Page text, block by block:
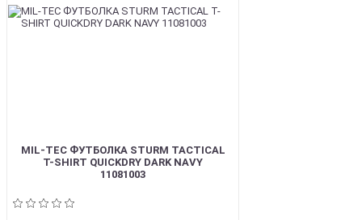
MIL-TEC ФУТБОЛКА STURM TACTICAL
T-SHIRT QUICKDRY DARK NAVY
11081003